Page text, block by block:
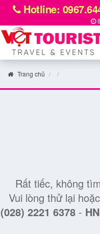
Hotline:
Trang chủ
Rất tiếc, không
Vui lòng thử lại
(028) 2221 6378-